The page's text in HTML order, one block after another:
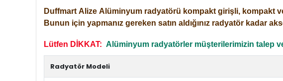
Duffmart Alize Alüminyum radyatörü kompakt girişli, kompakt
Bunun için yapmanız gereken satın aldığınız radyatör kadar
Lütfen DİKKAT: Alüminyum radyatörler müşterilerimizin talep
Radyatör Modeli